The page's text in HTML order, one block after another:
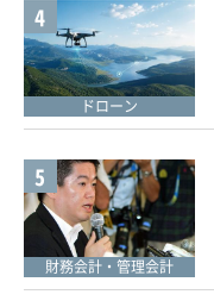
4
ドローン
5
財務会計・管理会計